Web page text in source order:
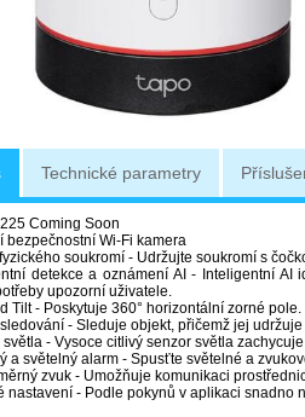
Technické parametry
Coming Soon
bezpečnostní Wi-Fi kamera
soukromí - Udržujte soukromí s
detekce a oznámení AI - Inteligentní
upozorní uživatele.
Tilt - Poskytuje 360° horizontální zorné pole.
- Sleduje objekt, přičemž jej
světla - Vysoce citlivý senzor světla
a světelný alarm - Spusťte světelné a
zvuk - Umožňuje komunikaci
nastavení - Podle pokynů v aplikaci snadno